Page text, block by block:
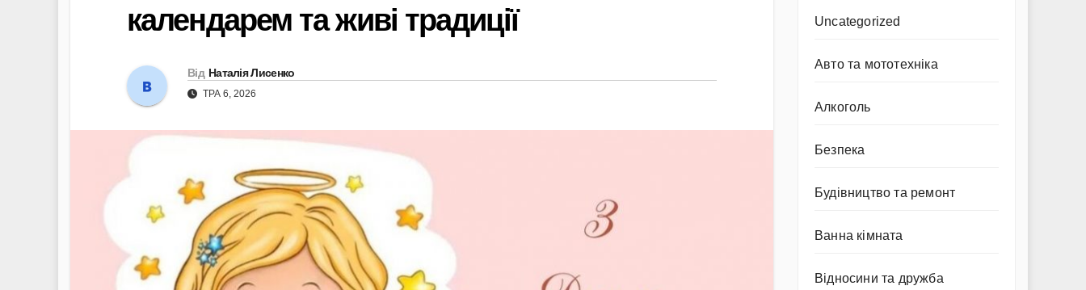
календарем та живі традиції
Від Наталія Лисенко
ТРА 6, 2026
Uncategorized
Авто та мототехніка
Алкоголь
Безпека
Будівництво та ремонт
Ванна кімната
Відносини та дружба